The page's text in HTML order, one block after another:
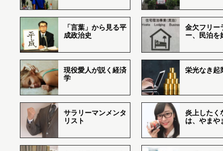
「言葉」から見る平
成政治史
金欠フリー
ー、民泊を
現役愛人が説く経済
学
栄光なき起
サラリーマンメンタ
リスト
炎上したく
は、やまや